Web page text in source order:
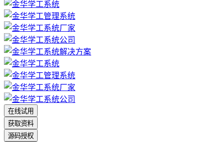
在线试用
获取资料
源码授权